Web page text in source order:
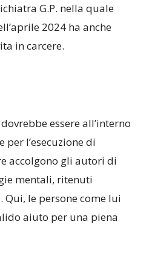
G.P. nella quale
2024 ha anche
in carcere.
essere all’interno
per l’esecuzione di
accolgono gli autori di
mentali, ritenuti
le persone come lui
aiuto per una piena